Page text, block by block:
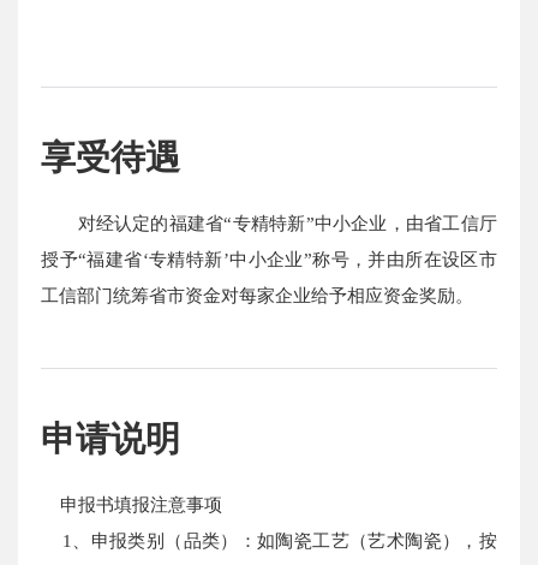
享受待遇
对经认定的福建省“专精特新”中小企业，由省工信厅
授予“福建省‘专精特新’中小企业”称号，并由所在设区市
工信部门统筹省市资金对每家企业给予相应资金奖励。
申请说明
申报书填报注意事项
1、申报类别（品类）：如陶瓷工艺（艺术陶瓷），按